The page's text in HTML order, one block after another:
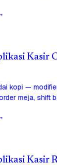
Kasir
kopi —
meja, shift
Kasir